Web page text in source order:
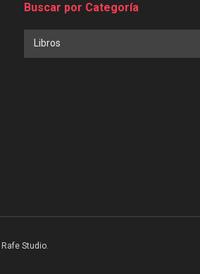
Buscar por Categoría
Buscar
Libros
Rafe Studio.